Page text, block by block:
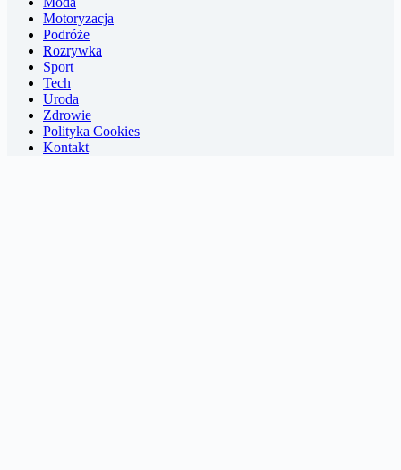
Motoryzacja
Podróże
Rozrywka
Sport
Tech
Uroda
Zdrowie
Polityka Cookies
Kontakt